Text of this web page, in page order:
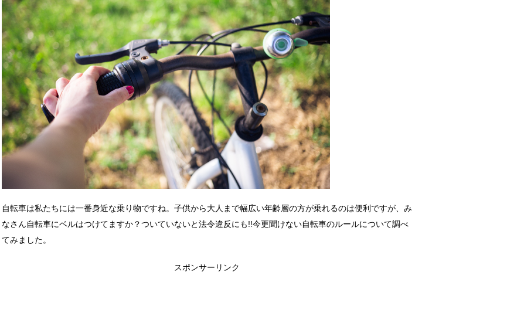
自転車は私たちには一番身近な乗り物ですね。子供から大人まで幅広い年齢層の方が乗れるのは便利ですが、み
なさん自転車にベルはつけてますか？ついていないと法令違反にも!!今更聞けない自転車のルールについて調べ
てみました。
スポンサーリンク